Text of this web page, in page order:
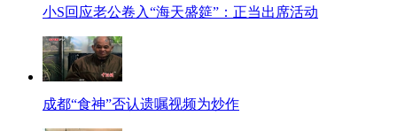
小S回应老公卷入“海天盛筵”：正当出席活动
成都“食神”否认遗嘱视频为炒作